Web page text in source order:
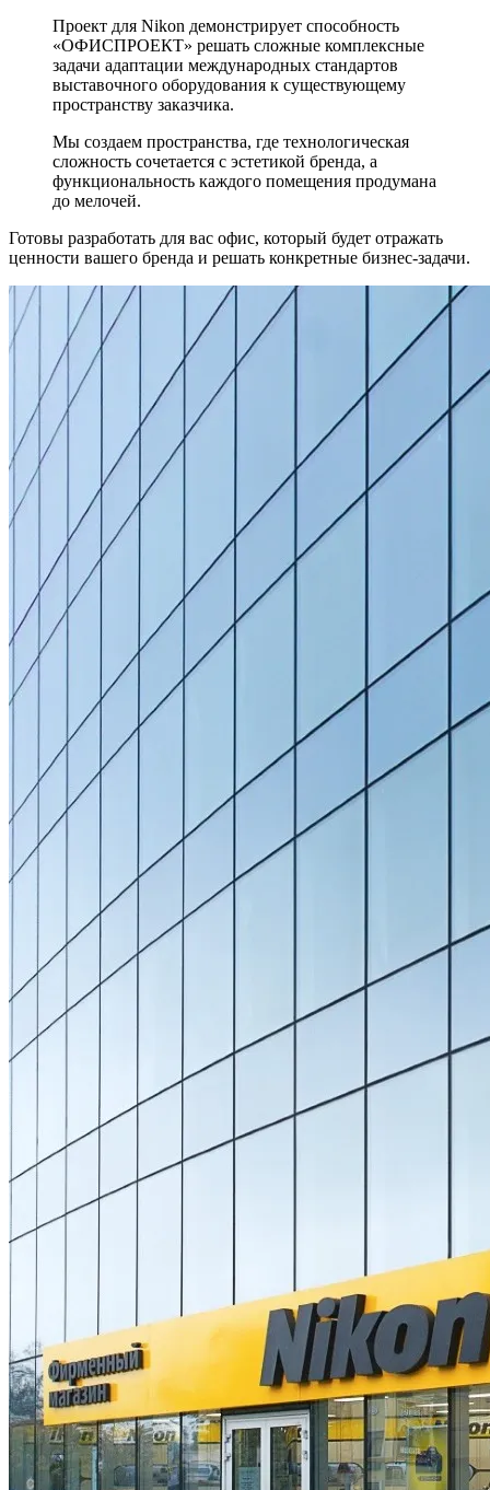
Проект для Nikon демонстрирует способность
«ОФИСПРОЕКТ» решать сложные комплексные
задачи адаптации международных стандартов
выставочного оборудования к существующему
пространству заказчика.
Мы создаем пространства, где технологическая
сложность сочетается с эстетикой бренда, а
функциональность каждого помещения продумана
до мелочей.
Готовы разработать для вас офис, который будет отражать
ценности вашего бренда и решать конкретные бизнес-задачи.